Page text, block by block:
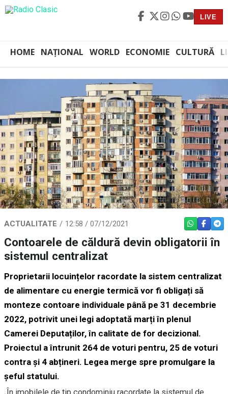
LIVE
HOME NAȚIONAL WORLD ECONOMIE CULTURĂ
ACTUALITATE 12:58 / 07/12/2021 WHATSAPP
Contoarele de căldură devin obligatorii în
sistemul centralizat
Proprietarii locuințelor racordate la sistem centralizat
de alimentare cu energie termică vor fi obligați să
monteze contoare individuale până pe 31 decembrie
2022, potrivit unei legi adoptată marți în plenul
Camerei Deputaților, în calitate de for decizional.
Proiectul a întrunit 264 de voturi pentru, 25 de voturi
contra și 4 abțineri. Legea merge spre promulgare la
șeful statului.